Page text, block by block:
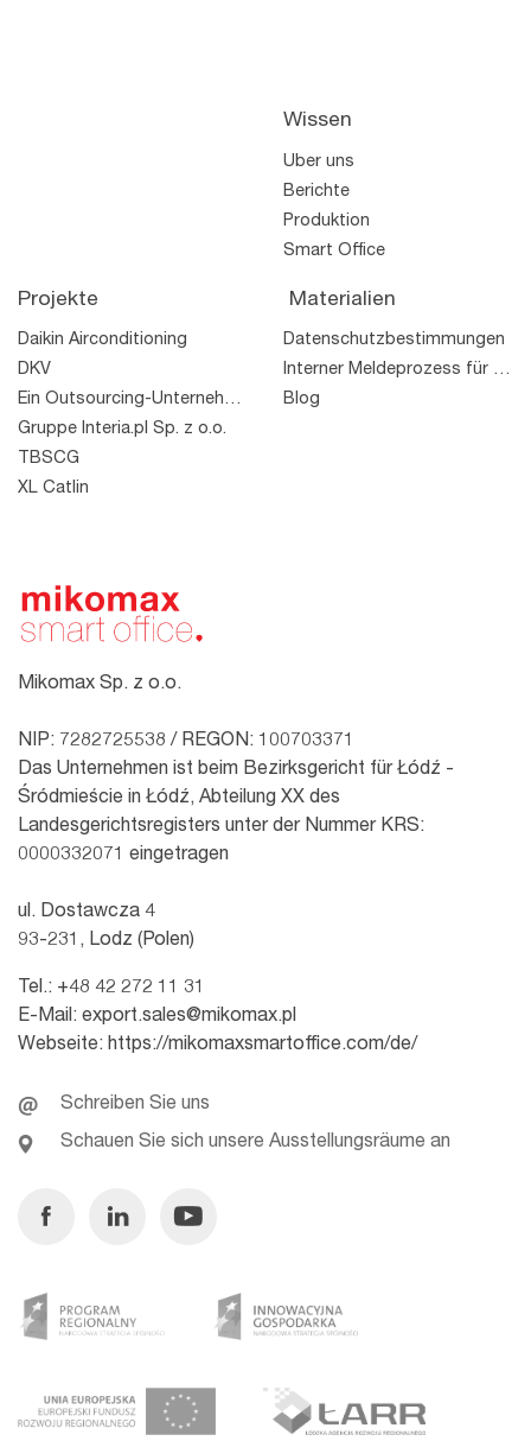
Mikomax Sp. z o.o.
NIP: 7282725538 / REGON: 100703371
Das Unternehmen ist beim Bezirksgericht für Łódź -
Śródmieście in Łódź, Abteilung XX des
Landesgerichtsregisters unter der Nummer KRS:
0000332071 eingetragen
ul. Dostawcza 4
93-231, Lodz (Polen)
Tel.: +48 42 272 11 31
E-Mail: export.sales@mikomax.pl
Webseite: https://mikomaxsmartoffice.com/de/
Schreiben Sie uns
Schauen Sie sich unsere Ausstellungsräume an
FacebookLinkedinYoutube
Wissen
Über uns
Berichte
Produktion
Smart Office
Projekte
Daikin Airconditioning
DKV
Ein Outsourcing-Unternehmen
Gruppe Interia.pl Sp. z o.o.
TBSCG
XL Catlin
Materialien
Datenschutzbestimmungen
Interner Meldeprozess für Rechtsverstöße
Blog